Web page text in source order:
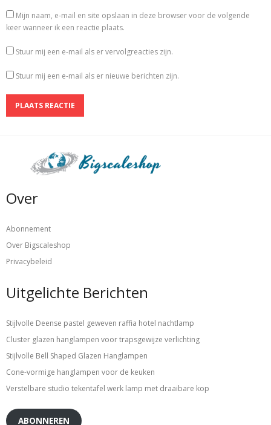
Mijn naam, e-mail en site opslaan in deze browser voor de volgende
keer wanneer ik een reactie plaats.
Stuur mij een e-mail als er vervolgreacties zijn.
Stuur mij een e-mail als er nieuwe berichten zijn.
Over
Abonnement
Over Bigscaleshop
Privacybeleid
Uitgelichte Berichten
Stijlvolle Deense pastel geweven raffia hotel nachtlamp
Cluster glazen hanglampen voor trapsgewijze verlichting
Stijlvolle Bell Shaped Glazen Hanglampen
Cone-vormige hanglampen voor de keuken
Verstelbare studio tekentafel werk lamp met draaibare kop
ABONNEREN